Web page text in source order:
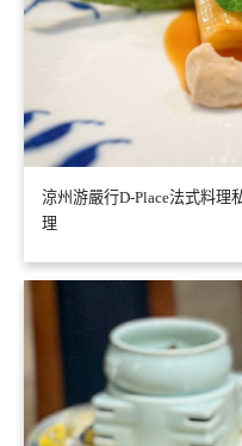
涼州游嚴行D-Place法式料理
理